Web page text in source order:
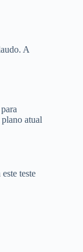
A
atual
teste